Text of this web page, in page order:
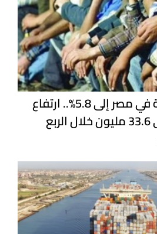
تراجع معدل البطالة في مصر إلى 5.8%.. ارتفاع
عدد المشتغلين إلى 33.6 مليون خلال الربع